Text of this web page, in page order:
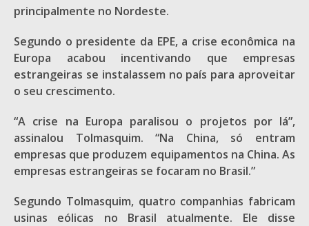
principalmente no Nordeste.
Segundo o presidente da EPE, a crise econômica na
Europa acabou incentivando que empresas
estrangeiras se instalassem no país para aproveitar
o seu crescimento.
“A crise na Europa paralisou o projetos por lá”,
assinalou Tolmasquim. “Na China, só entram
empresas que produzem equipamentos na China. As
empresas estrangeiras se focaram no Brasil.”
Segundo Tolmasquim, quatro companhias fabricam
usinas eólicas no Brasil atualmente. Ele disse